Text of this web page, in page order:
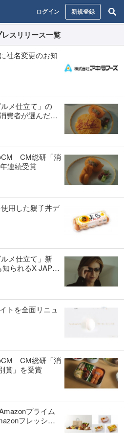
ログイン 新規登録
レスリリース一覧
社名変更のお知
メ仕立て」の
費者が選んだ広
CM CM総研「消
連続受賞
用した親子丼デ
メ仕立て」新
られるX JAPAN
コ(きよニャ)」
トを全面リニュ
CM CM総研「消
賞」を受賞
プライム
フレッシ